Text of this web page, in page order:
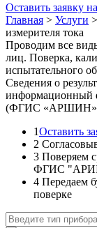
Оставить заявку
Главная > Услуги >
измерителя тока
Проводим все
лиц. Поверка,
испытательного
Сведения о
информационный
(ФГИС
1Оставить
2
3 Поверяем
ФГИС
4 Передаем
поверке